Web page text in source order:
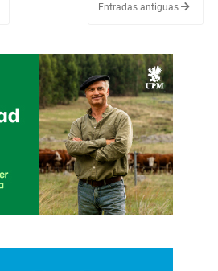
Entradas antiguas